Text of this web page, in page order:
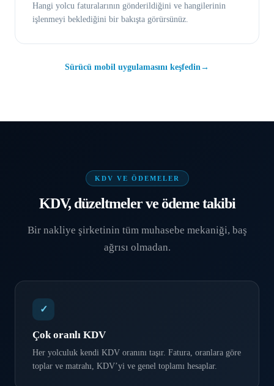
Hangi yolcu faturalarının gönderildiğini ve hangilerinin
işlenmeyi beklediğini bir bakışta görürsünüz.
Sürücü mobil uygulamasını keşfedin →
KDV VE ÖDEMELER
KDV, düzeltmeler ve ödeme takibi
Bir nakliye şirketinin tüm muhasebe mekaniği, baş
ağrısı olmadan.
✓
Çok oranlı KDV
Her yolculuk kendi KDV oranını taşır. Fatura, oranlara göre
toplar ve matrahı, KDV’yi ve genel toplamı hesaplar.